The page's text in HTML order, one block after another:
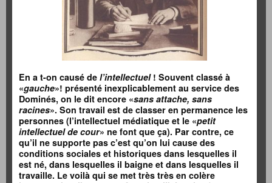
En a t-on causé de l’intellectuel! Souvent classé à
«gauche»! présenté inexplicablement au service des
Dominés, on le dit encore «sans attache, sans
racines». Son travail est de classer en permanence les
personnes (l’intellectuel médiatique et le «petit
intellectuel de cour» ne font que ça). Par contre, ce
qu’il ne supporte pas c’est qu’on lui cause des
conditions sociales et historiques dans lesquelles il
est né, dans lesquelles il baigne et dans lesquelles il
travaille. Le voilà qui se met très très en colère